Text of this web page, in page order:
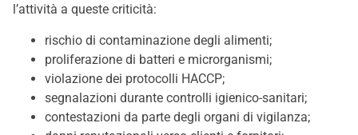
l’attività a queste criticità:
rischio di contaminazione degli alimenti;
proliferazione di batteri e microrganismi;
violazione dei protocolli HACCP;
segnalazioni durante controlli igienico-sanitari;
contestazioni da parte degli organi di vigilanza;